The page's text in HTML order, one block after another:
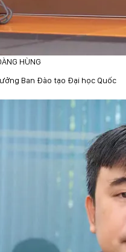
HÙNG
Ban Đào tạo Đại học Quốc